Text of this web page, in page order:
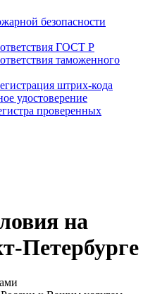
безопасности
ГОСТ Р
таможенного
штрих-кода
удостоверение
проверенных
на
Петербурге